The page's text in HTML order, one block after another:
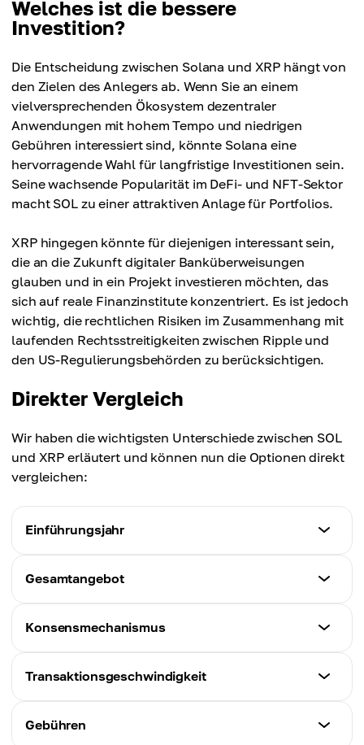
Welches ist die bessere
Investition?
Die Entscheidung zwischen Solana und XRP hängt von
den Zielen des Anlegers ab. Wenn Sie an einem
vielversprechenden Ökosystem dezentraler
Anwendungen mit hohem Tempo und niedrigen
Gebühren interessiert sind, könnte Solana eine
hervorragende Wahl für langfristige Investitionen sein.
Seine wachsende Popularität im DeFi- und NFT-Sektor
macht SOL zu einer attraktiven Anlage für Portfolios.
XRP hingegen könnte für diejenigen interessant sein,
die an die Zukunft digitaler Banküberweisungen
glauben und in ein Projekt investieren möchten, das
sich auf reale Finanzinstitute konzentriert. Es ist jedoch
wichtig, die rechtlichen Risiken im Zusammenhang mit
laufenden Rechtsstreitigkeiten zwischen Ripple und
den US-Regulierungsbehörden zu berücksichtigen.
Direkter Vergleich
Wir haben die wichtigsten Unterschiede zwischen SOL
und XRP erläutert und können nun die Optionen direkt
vergleichen:
Einführungsjahr
Solana (SOL)
Ripple (XRP)
Gesamtangebot
Solana (SOL)
Ripple (XRP)
Konsensmechanismus
Solana (SOL)
Ripple (XRP)
Transaktionsgeschwindigkeit
Solana (SOL)
Gebühren